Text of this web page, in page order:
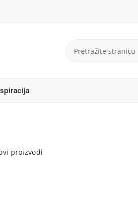
proizvodi